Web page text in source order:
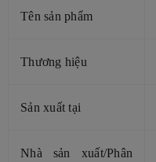
Tên sản phẩm
Thương hiệu
Sản xuất tại
Nhà sản xuất/Phân